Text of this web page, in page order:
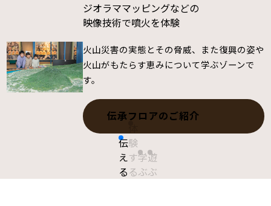
伝
え
る
験
す
る
学
ぶ
遊
ぶ
ジオラママッピングなどの
映像技術で噴火を体験
火山災害の実態とその脅威、また復興の姿や
火山がもたらす恵みについて学ぶゾーンで
す。
伝承フロアのご紹介
火山災害学習の
体験型プログラム
体験プログラムによって、火山や防災を幅広
く学べるゾーンです。
学習フロアのご紹介
噴火災害の経験を活かした
実験・ワークショップ
科学や火山、防災などに関す
る実験やワークショップを通
雨の日も嬉しい
屋内遊具スペース
地球の力や雲仙火山の魅力を体全体で楽し
み、感じ、学ぶ体験ゾーンです。トランポリ
ンやボルダリングなどのほか、遊びながら学
こどもジオパークについて